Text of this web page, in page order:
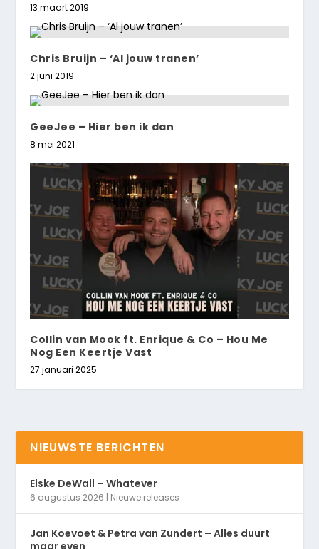
13 maart 2019
Chris Bruijn – ‘Al jouw tranen’
2 juni 2019
GeeJee – Hier ben ik dan
8 mei 2021
Collin van Mook ft. Enrique & Co – Hou Me
Nog Een Keertje Vast
27 januari 2025
NIEUWSTE BERICHTEN
Elske DeWall – Whatever
6 augustus 2026 | Nieuwe releases
Jan Koevoet & Petra van Zundert – Alles duurt
maar even